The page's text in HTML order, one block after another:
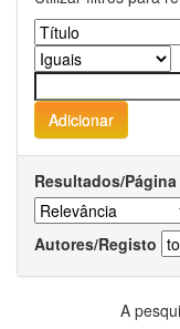
Resultados/Página
Autores/Registo
A